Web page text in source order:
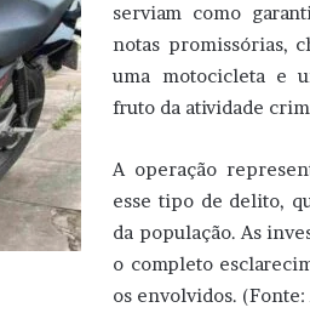
serviam como
notas promissórias,
uma motocicleta e
fruto da atividade
A operação
esse tipo de delito,
da população. As
o completo
os envolvidos. (Fonte: